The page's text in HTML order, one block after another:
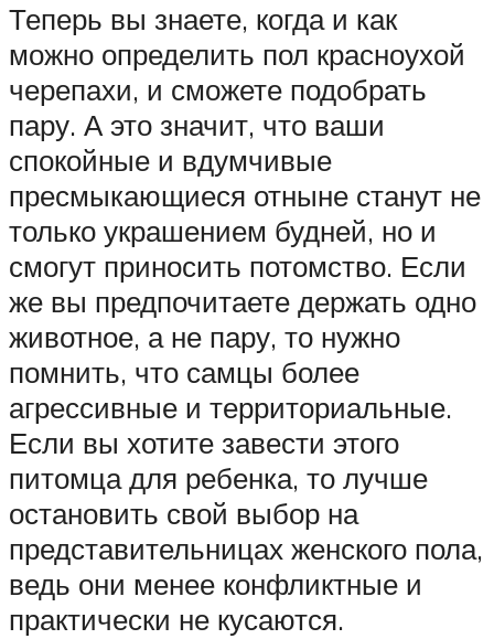
Теперь вы знаете, когда и как
можно определить пол красноухой
черепахи, и сможете подобрать
пару. А это значит, что ваши
спокойные и вдумчивые
пресмыкающиеся отныне станут не
только украшением будней, но и
смогут приносить потомство. Если
же вы предпочитаете держать одно
животное, а не пару, то нужно
помнить, что самцы более
агрессивные и территориальные.
Если вы хотите завести этого
питомца для ребенка, то лучше
остановить свой выбор на
представительницах женского пола,
ведь они менее конфликтные и
практически не кусаются.